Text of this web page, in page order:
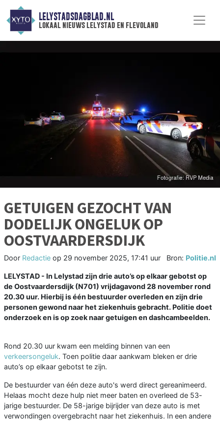
LELYSTADSDAGBLAD.NL
lokaal nieuws lelystad en flevoland
GETUIGEN GEZOCHT VAN
DODELIJK ONGELUK OP
OOSTVAARDERSDIJK
Door Redactie op 29 november 2025, 17:41 uur Bron: Politie.nl
LELYSTAD - In Lelystad zijn drie auto’s op elkaar gebotst op
de Oostvaardersdijk (N701) vrijdagavond 28 november rond
20.30 uur. Hierbij is één bestuurder overleden en zijn drie
personen gewond naar het ziekenhuis gebracht. Politie doet
onderzoek en is op zoek naar getuigen en dashcambeelden.
Rond 20.30 uur kwam een melding binnen van een
verkeersongeluk. Toen politie daar aankwam bleken er drie
auto’s op elkaar gebotst te zijn.
De bestuurder van één deze auto's werd direct gereanimeerd.
Helaas mocht deze hulp niet meer baten en overleed de 53-
jarige bestuurder. De 58-jarige bijrijder van deze auto is met
verwondingen overgebracht naar het ziekenhuis. In een andere